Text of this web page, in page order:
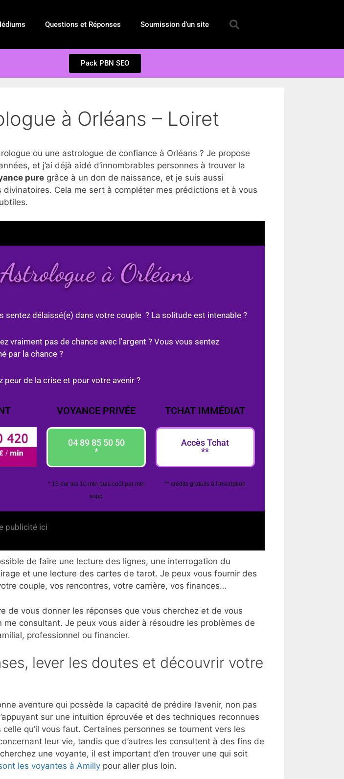
Questions et Réponses Soumission d’un site
Pack PBN SEO
à Orléans – Loiret
ou une astrologue de confiance à Orléans ? Je propose
et j’ai déjà aidé d’innombrables personnes à trouver la
pure grâce à un don de naissance, et je suis aussi
Cela me sert à compléter mes prédictions et à vous
Astrologue à Orléans
sentez délaissé(e) dans votre couple ? La solitude est intenable ?
vraiment pas de chance avec l'argent ? Vous vous sentez
par la chance ?
peur de la crise et pour votre avenir ?
VOYANCE PRIVÉE
04 89 85 50 50
*
* 15 eur les 10 min puis coût par min
supp
TCHAT IMMÉDIAT
Accès Tchat
**
** crédits gratuits à l'inscription
publicité ici
de faire une lecture des lignes, une interrogation du
et une lecture des cartes de tarot. Je peux vous fournir des
couple, vos rencontres, votre carrière, vos finances…
de vous donner les réponses que vous cherchez et de vous
consultant. Je peux vous aider à résoudre les problèmes de
professionnel ou financier.
lever les doutes et découvrir votre
aventure qui possède la capacité de prédire l’avenir, non pas
sur une intuition éprouvée et des techniques reconnues
qu’il vous faut. Certaines personnes se tournent vers les
leur vie, tandis que d’autres les consultent à des fins de
une voyante, il est important d’en trouver une qui soit
les voyantes à Amilly pour aller plus loin.